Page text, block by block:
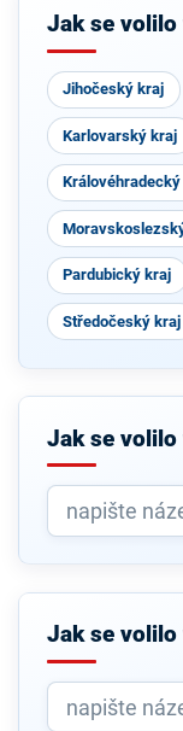
ČSL,
uc)
Jak se volilo
Jihočeský kraj
Karlovarský kraj
Pardubický kraj
Středočeský kraj
Jak se volilo
Jak se volilo